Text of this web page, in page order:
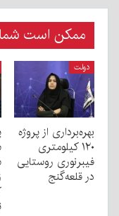
ممکن است
دولت
بهره‌برداری از پروژه
۱۲۰ کیلومتری
فیبرنوری روستایی
در قلعه‌گنج